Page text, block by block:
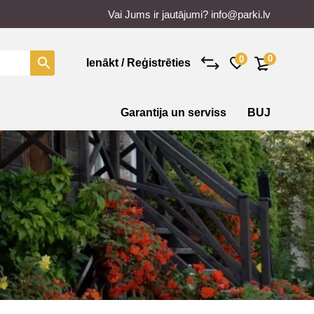
Vai Jums ir jautājumi? info@parki.lv
Ienākt / Reģistrēties 0 0
Garantija un serviss BUJ